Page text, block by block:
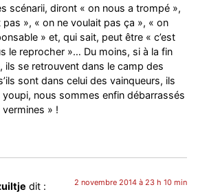
scénarii, diront « on nous a trompé »,
pas », « on ne voulait pas ça », « on
» et, qui sait, peut être « c’est
le reprocher »… Du moins, si à la fin
ils se retrouvent dans le camp des
sont dans celui des vainqueurs, ils
nous sommes enfin débarrassés
» !
dit : 2 novembre 2014 à 23 h 10 min